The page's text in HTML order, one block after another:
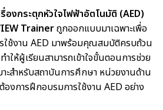
องกระตุกหัวใจไฟฟ้าอัตโนมัติ (AED)
Trainerถูกออกแบบมาเฉพาะเพื่อ
ใช้งาน AED มาพร้อมคุณสมบัติครบถ้วน
ให้ผู้เรียนสามารถเข้าใจขั้นตอนการช่วย
าะสำหรับสถาบันการศึกษา หน่วยงานด้าน
งการฝึกอบรมการใช้งาน AED อย่าง